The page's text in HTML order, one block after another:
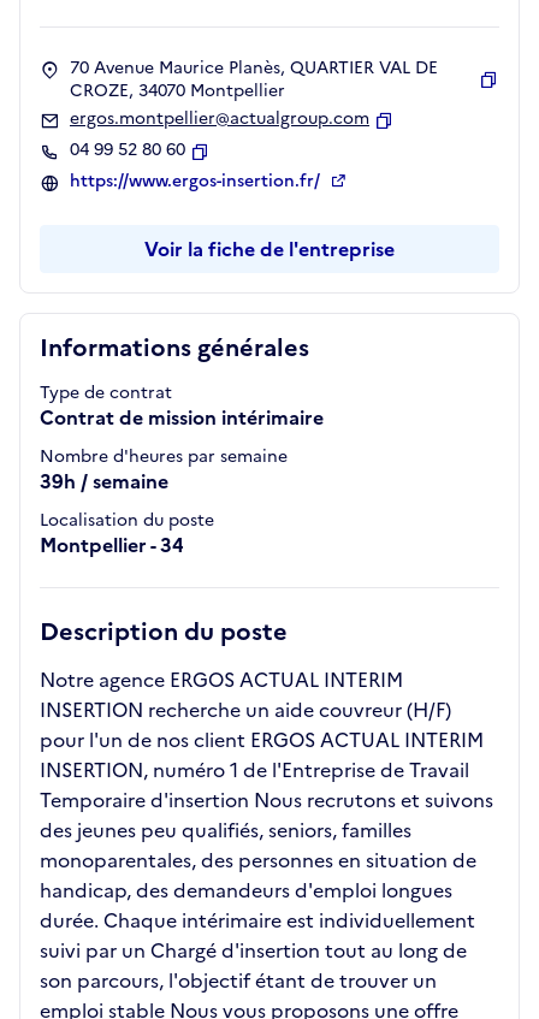
Informations générales
Type de contrat
Contrat de mission intérimaire
Nombre d'heures par semaine
39h / semaine
Localisation du poste
Montpellier - 34
Description du poste
Notre agence ERGOS ACTUAL INTERIM
INSERTION recherche un aide couvreur (H/F)
pour l'un de nos client ERGOS ACTUAL INTERIM
INSERTION, numéro 1 de l'Entreprise de Travail
Temporaire d'insertion Nous recrutons et suivons
des jeunes peu qualifiés, seniors, familles
monoparentales, des personnes en situation de
handicap, des demandeurs d'emploi longues
durée. Chaque intérimaire est individuellement
suivi par un Chargé d'insertion tout au long de
son parcours, l'objectif étant de trouver un
emploi stable Nous vous proposons une offre
70 Avenue Maurice Planès, QUARTIER VAL DE
CROZE, 34070 Montpellier
ergos.montpellier@actualgroup.com
04 99 52 80 60
Copier
https://www.ergos-insertion.fr/
Voir la fiche de l'entreprise